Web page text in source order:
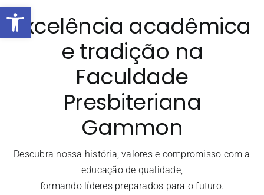
Barra de Ferramentas Aberta
Estude Aqui
Espaço do Aluno
Contato
Excelência acadêmica
e tradição na
Faculdade
Presbiteriana
Gammon
Descubra nossa história, valores e compromisso com a
educação de qualidade,
formando líderes preparados para o futuro.